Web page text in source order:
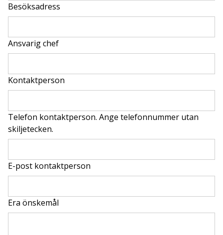
Besöksadress
Ansvarig chef
Kontaktperson
Telefon kontaktperson. Ange telefonnummer utan
skiljetecken.
E-post kontaktperson
Era önskemål